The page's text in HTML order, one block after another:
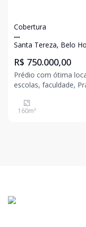
Cobertura
...
Santa Tereza, Belo
R$ 750.000,00
Prédio com ótima
escolas, faculdade,
bancarias,Centro da Cidade etc
piso: com três
160m²